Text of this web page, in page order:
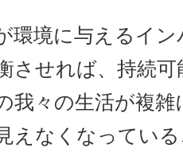
環境に与えるイ
させれば、持続
我々の生活が複
えなくなってい